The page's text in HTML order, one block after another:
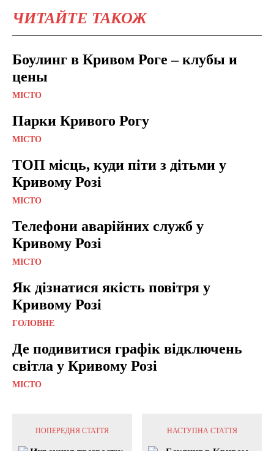
ЧИТАЙТЕ ТАКОЖ
Боулинг в Кривом Роге – клубы и
цены
МІСТО
Парки Кривого Рогу
МІСТО
ТОП місць, куди піти з дітьми у
Кривому Розі
МІСТО
Телефони аварійних служб у
Кривому Розі
МІСТО
Як дізнатися якість повітря у
Кривому Розі
ГОЛОВНЕ
Де подивитися графік відключень
світла у Кривому Розі
МІСТО
ПОПЕРЕДНЯ СТАТТЯ НАСТУПНА СТАТТЯ